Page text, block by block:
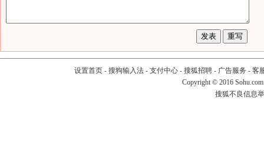
设置首页- 搜狗输入法- 支付中心- 搜狐招聘- 广告服务 - 客
Copyright © 2016
搜狐不良信息